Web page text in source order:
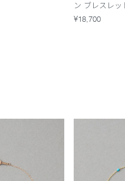
ン ブレスレッ
¥18,700